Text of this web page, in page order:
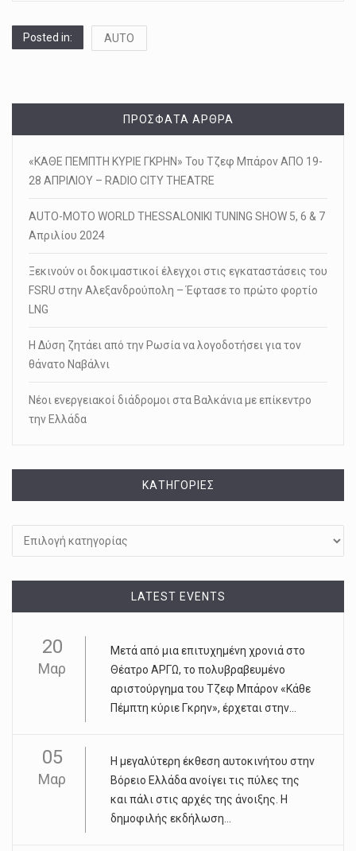
Posted in: AUTO
ΠΡΌΣΦΑΤΑ ΆΡΘΡΑ
«ΚΑΘΕ ΠΕΜΠΤΗ ΚΥΡΙΕ ΓΚΡΗΝ» Του Τζεφ Μπάρον ΑΠΟ 19-
28 ΑΠΡΙΛΙΟΥ – RADIO CITY THEATRE
AUTO-MOTO WORLD THESSALONIKI TUNING SHOW 5, 6 & 7
Απριλίου 2024
Ξεκινούν οι δοκιμαστικοί έλεγχοι στις εγκαταστάσεις του
FSRU στην Αλεξανδρούπολη – Έφτασε το πρώτο φορτίο
LNG
Η Δύση ζητάει από την Ρωσία να λογοδοτήσει για τον
θάνατο Ναβάλνι
Νέοι ενεργειακοί διάδρομοι στα Βαλκάνια με επίκεντρο
την Ελλάδα
KΑΤΗΓΟΡΊΕΣ
LATEST EVENTS
20
Μαρ
Μετά από μια επιτυχημένη χρονιά στο
Θέατρο ΑΡΓΩ, το πολυβραβευμένο
αριστούργημα του Τζεφ Μπάρον «Κάθε
Πέμπτη κύριε Γκρην», έρχεται στην...
05
Μαρ
Η μεγαλύτερη έκθεση αυτοκινήτου στην
Βόρειο Ελλάδα ανοίγει τις πύλες της
και πάλι στις αρχές της άνοιξης. Η
δημοφιλής εκδήλωση...